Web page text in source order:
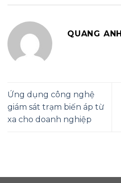
QUANG ANH
Ứng dụng công nghệ
giám sát trạm biến áp từ
xa cho doanh nghiệp